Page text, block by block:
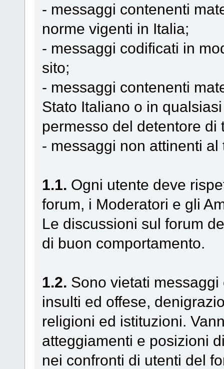
- messaggi contenenti
norme vigenti in Italia;
- messaggi codificati in
sito;
- messaggi contenenti
Stato Italiano o in
permesso del detentore di
- messaggi non attinenti
1.1. Ogni utente deve
forum, i Moderatori e gli
Le discussioni sul forum
di buon comportamento.
1.2. Sono vietati
insulti ed offese,
religioni ed istituzioni.
atteggiamenti e posizioni
nei confronti di utenti del